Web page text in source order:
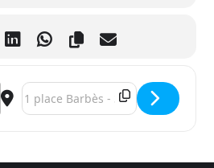
Address - Auch – Atelier de
Destination Address - Auch –